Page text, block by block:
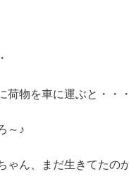
荷物を車に運ぶと・・・
～♪
ゃん、まだ生きてたの